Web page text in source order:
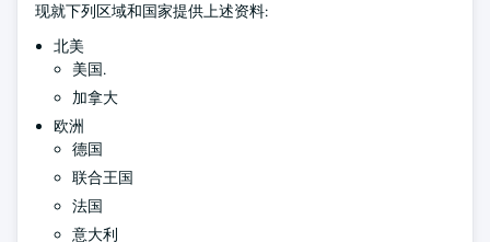
现就下列区域和国家提供上述资料:
北美
美国.
加拿大
欧洲
德国
联合王国
法国
意大利